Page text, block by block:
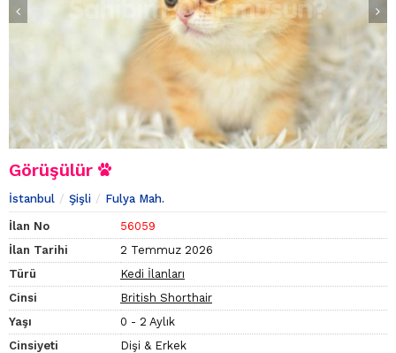
Görüşülür
İstanbul Şişli Fulya Mah.
İlan No
56059
İlan Tarihi
2 Temmuz 2026
Türü
Kedi İlanları
Cinsi
British Shorthair
Yaşı
0 - 2 Aylık
Cinsiyeti
Dişi & Erkek